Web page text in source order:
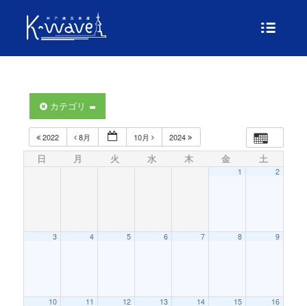
カテゴリ
2022 8月 10月 2024
日 月 火 水 木 金 土
1 2
3 4 5 6 7 8 9
10 11 12 13 14 15 16